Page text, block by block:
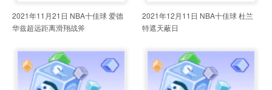
2021年11月21日 NBA十佳球 爱德
华兹超远距离滑翔战斧
2021年12月11日 NBA十佳球 杜兰
特遮天蔽日